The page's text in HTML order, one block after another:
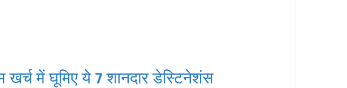
में घूमिए ये 7 शानदार डेस्टिनेशंस